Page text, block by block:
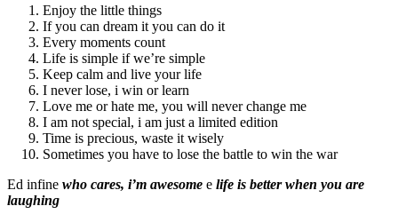
Enjoy the little things
If you can dream it you can do it
Every moments count
Life is simple if we’re simple
Keep calm and live your life
I never lose, i win or learn
Love me or hate me, you will never change me
I am not special, i am just a limited edition
Time is precious, waste it wisely
Sometimes you have to lose the battle to win the war
Ed infine who cares, i’m awesome e life is better when you are
laughing